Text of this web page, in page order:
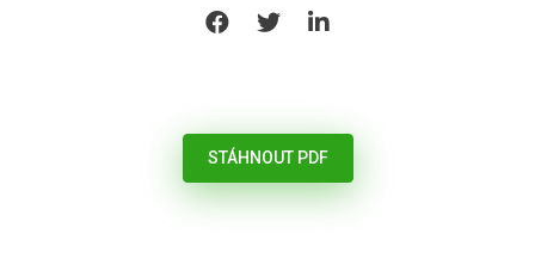
SHARE ON FACEBOOK
SHARE ON TWITTER
SHARE ON LINKEDIN
STÁHNOUT PDF